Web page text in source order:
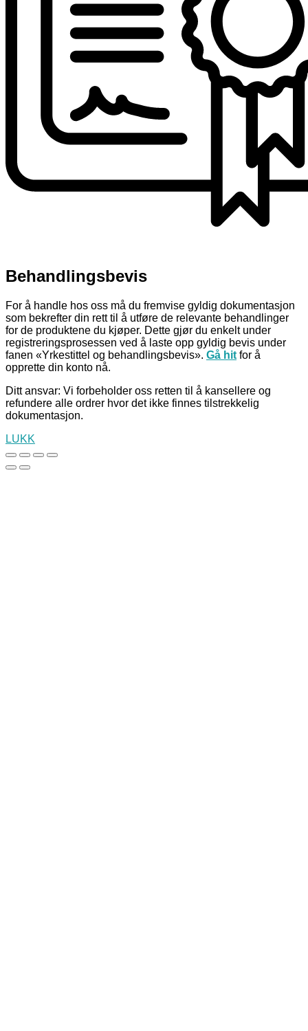
Behandlingsbevis
For å handle hos oss må du fremvise gyldig dokumentasjon
som bekrefter din rett til å utføre de relevante behandlinger
for de produktene du kjøper. Dette gjør du enkelt under
registreringsprosessen ved å laste opp gyldig bevis under
fanen «Yrkestittel og behandlingsbevis». Gå hit for å
opprette din konto nå.
Ditt ansvar: Vi forbeholder oss retten til å kansellere og
refundere alle ordrer hvor det ikke finnes tilstrekkelig
dokumentasjon.
LUKK